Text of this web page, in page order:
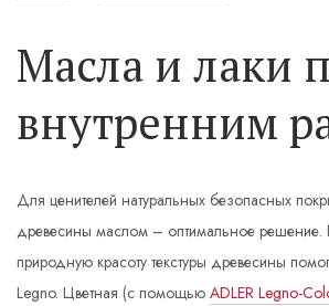
Масла и лаки
внутренним
Для ценителей натуральных безопасных
древесины маслом – оптимальное решение.
природную красоту текстуры древесины
Legno. Цветная (с помощью ADLER Legno-